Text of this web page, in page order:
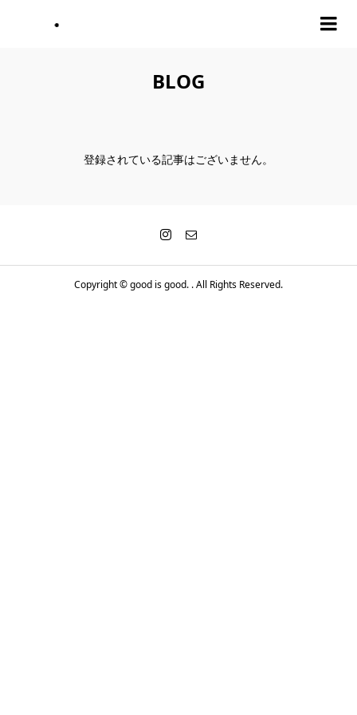
BLOG
登録されている記事はございません。
Copyright ©good is good. . All Rights Reserved.